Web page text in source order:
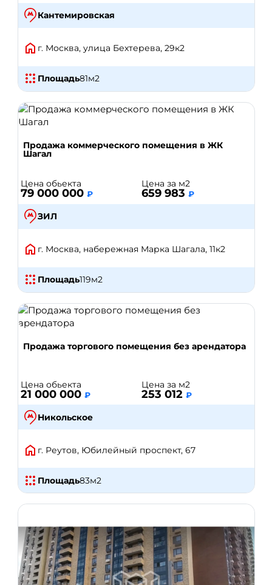
Кантемировская
г. Москва, улица Бехтерева, 29к2
Площадь81м2
Продажа коммерческого помещения в ЖК
Шагал
Цена обьекта
79 000 000 ₽
Цена за м2
659 983 ₽
ЗИЛ
г. Москва, набережная Марка Шагала, 11к2
Площадь119м2
Продажа торгового помещения без арендатора
Цена обьекта
21 000 000 ₽
Цена за м2
253 012 ₽
Никольское
г. Реутов, Юбилейный проспект, 67
Площадь83м2